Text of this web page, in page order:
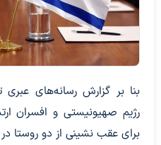
بنا بر گزارش رسانه‌های
رژیم صهیونیستی و افسران
برای عقب نشینی از دو روستا